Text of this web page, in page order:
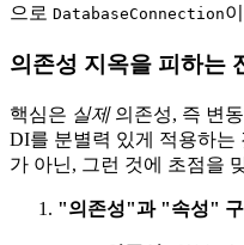
으로 DatabaseConnection
의존성 지옥을 피하는
핵심은 실제의존성, 즉 변
DI를 분별력 있게 적용하는
가 아닌, 그런 것에 초점을
"의존성"과 "속성"